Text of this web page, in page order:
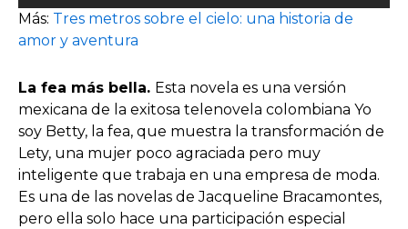
Más: Tres metros sobre el cielo: una historia de
amor y aventura
La fea más bella. Esta novela es una versión
mexicana de la exitosa telenovela colombiana Yo
soy Betty, la fea, que muestra la transformación de
Lety, una mujer poco agraciada pero muy
inteligente que trabaja en una empresa de moda.
Es una de las novelas de Jacqueline Bracamontes,
pero ella solo hace una participación especial